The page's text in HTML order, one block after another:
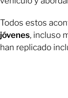
Todos estos
jóvenes, incluso
han replicado